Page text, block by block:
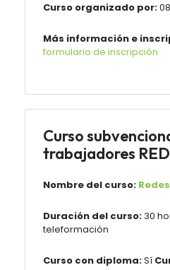
Curso organizado por:
Más información e
formulario de inscripción
Curso
trabajadores
Nombre del curso:
Duración del curso: 30
teleformación
Curso con diploma:Sí